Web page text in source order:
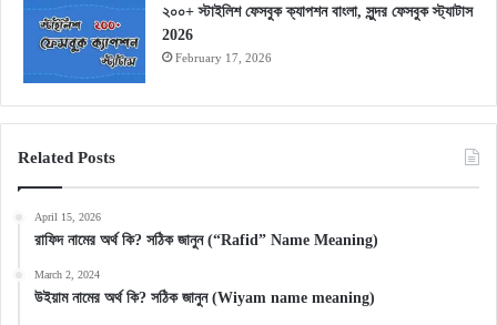
২০০+ স্টাইলিশ ফেসবুক ক্যাপশন বাংলা, সুন্দর ফেসবুক স্ট্যাটাস
2026
February 17, 2026
Related Posts
April 15, 2026
রাফিদ নামের অর্থ কি? সঠিক জানুন (“Rafid” Name Meaning)
March 2, 2024
উইয়াম নামের অর্থ কি? সঠিক জানুন (Wiyam name meaning)